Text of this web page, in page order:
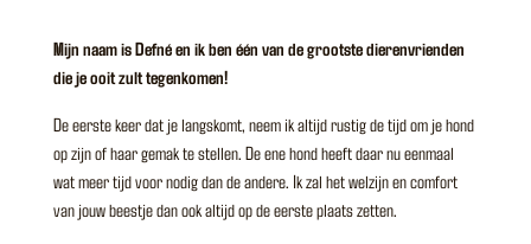
Mijn naam is Defné en ik ben één van de grootste dierenvrienden
die je ooit zult tegenkomen!
​De eerste keer dat je langskomt, neem ik altijd rustig de tijd om je hond
op zijn of haar gemak te stellen. De ene hond heeft daar nu eenmaal
wat meer tijd voor nodig dan de andere. Ik zal het welzijn en comfort
van jouw beestje dan ook altijd op de eerste plaats zetten.